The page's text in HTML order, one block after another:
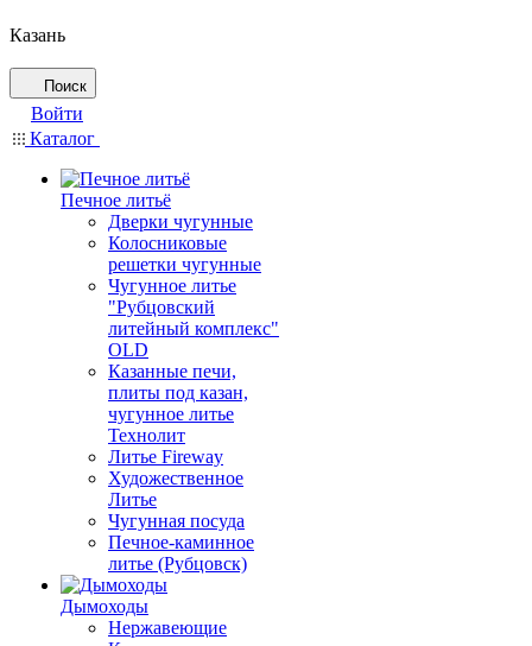
Казань
Поиск
Войти
Каталог
Печное литьё
Дверки чугунные
Колосниковые
решетки чугунные
Чугунное литье
"Рубцовский
литейный комплекс"
OLD
Казанные печи,
плиты под казан,
чугунное литье
Технолит
Литье Fireway
Художественное
Литье
Чугунная посуда
Печное-каминное
литье (Рубцовск)
Дымоходы
Нержавеющие